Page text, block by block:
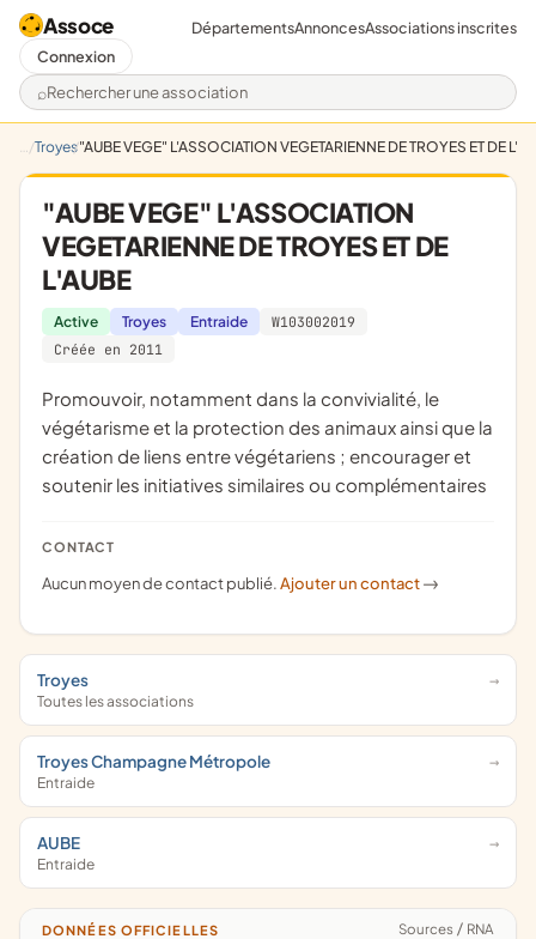
Assoce
Rechercher une association
DépartementsAnnoncesAssociations inscrites
Connexion
Troyes"AUBE VEGE" L'ASSOCIATION VEGETARIENNE DE TROYES ET DE
"AUBE VEGE" L'ASSOCIATION
VEGETARIENNE DE TROYES ET DE
L'AUBE
Active Troyes Entraide
W103002019
Créée en 2011
promouvoir, notamment dans la convivialité, le
végétarisme et la protection des animaux ainsi que la
création de liens entre végétariens ; encourager et
soutenir les initiatives similaires ou complémentaires
CONTACT
Aucun moyen de contact publié.Ajouter un contact ->
Troyes
Toutes les associations
Troyes Champagne Métropole
Entraide
AUBE
Entraide
DONNÉES OFFICIELLES Sources / RNA